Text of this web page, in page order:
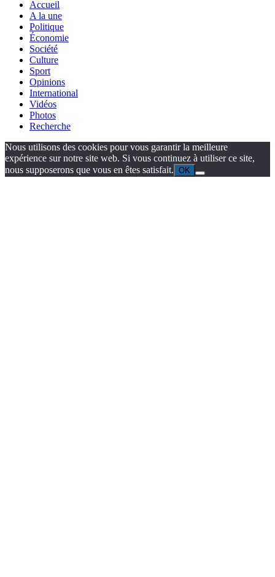
Accueil
A la une
Politique
Économie
Société
Culture
Sport
Opinions
International
Vidéos
Photos
Recherche
Nous utilisons des cookies pour vous garantir la meilleure
expérience sur notre site web. Si vous continuez à utiliser ce site,
nous supposerons que vous en êtes satisfait. OK